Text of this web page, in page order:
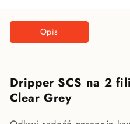
Grey
Opis
Dripper SCS na 2
Clear Grey